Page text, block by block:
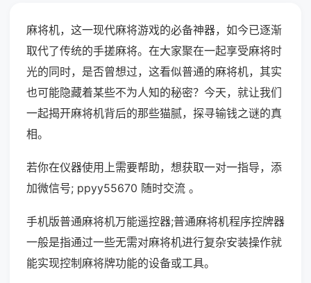
麻将机，这一现代麻将游戏的必备神器，如今已逐渐
取代了传统的手搓麻将。在大家聚在一起享受麻将时
光的同时，是否曾想过，这看似普通的麻将机，其实
也可能隐藏着某些不为人知的秘密？今天，就让我们
一起揭开麻将机背后的那些猫腻，探寻输钱之谜的真
相。
若你在仪器使用上需要帮助，想获取一对一指导，添
加微信号; ppyy55670 随时交流 。
手机版普通麻将机万能遥控器;普通麻将机程序控牌器
一般是指通过一些无需对麻将机进行复杂安装操作就
能实现控制麻将牌功能的设备或工具。